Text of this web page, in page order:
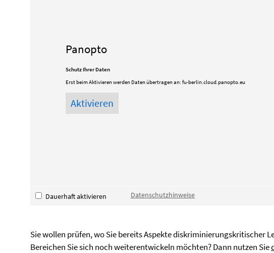
Panopto
Schutz Ihrer Daten
Erst beim Aktivieren werden Daten übertragen an:fu-berlin.cloud.panopto.eu
Dauerhaft aktivieren Datenschutzhinweise
Sie wollen prüfen, wo Sie bereits Aspekte diskriminierungskritischer
Bereichen Sie sich noch weiterentwickeln möchten? Dann nutzen Sie